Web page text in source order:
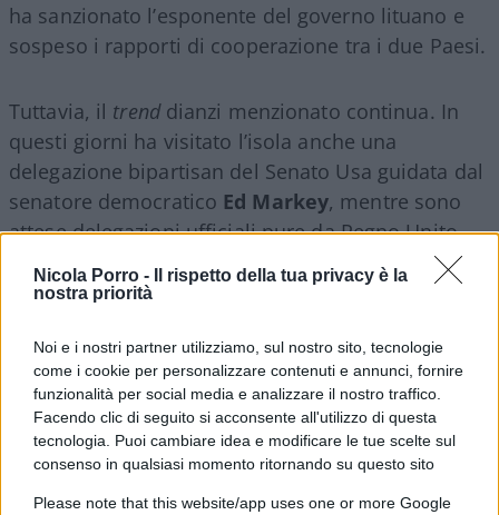
Nicola Porro -
Il rispetto della tua privacy è la
nostra priorità
Noi e i nostri partner utilizziamo, sul nostro sito, tecnologie
come i cookie per personalizzare contenuti e annunci, fornire
funzionalità per social media e analizzare il nostro traffico.
Facendo clic di seguito si acconsente all'utilizzo di questa
tecnologia. Puoi cambiare idea e modificare le tue scelte sul
consenso in qualsiasi momento ritornando su questo sito
Please note that this website/app uses one or more Google
ha sanzionato l’esponente del governo lituano e
sospeso i rapporti di cooperazione tra i due Paesi.
Tuttavia, il trenddianzi menzionato continua. In
questi giorni ha visitato l’isola anche una
delegazione bipartisan del Senato Usa guidata dal
senatore democratico Ed Markey, mentre sono
attese delegazioni ufficiali pure da Regno Unito,
Non sembra dunque che la prova di forza diXi
Jinping, che ha di fatto bloccato l’isola dopo la
partenza diNancy Pelosi, abbia impressionato
più di tanto gli occidentali e i loro alleati,decisi a
non farsi intimidire
di Pechino.